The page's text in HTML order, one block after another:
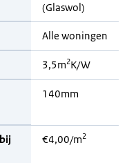
(Glaswol)
Alle woningen
3,5m2K/W
140mm
€4,00/m2